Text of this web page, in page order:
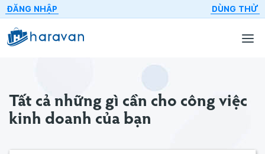
ĐĂNG NHẬP DÙNG THỬ
Tất cả những gì cần cho công việc
kinh doanh của bạn